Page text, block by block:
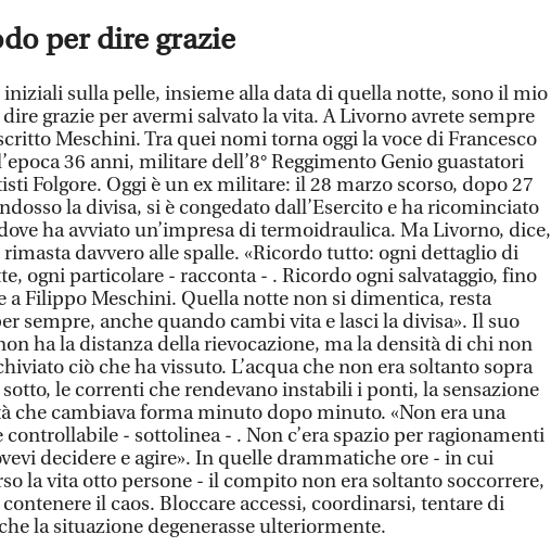
per dire grazie
iniziali sulla pelle, insieme alla data di quella notte, sono il mio
grazie per avermi salvato la vita. A Livorno avrete sempre
Meschini. Tra quei nomi torna oggi la voce di Francesco
36 anni, militare dell’8° Reggimento Genio guastatori
Folgore. Oggi è un ex militare: il 28 marzo scorso, dopo 27
la divisa, si è congedato dall’Esercito e ha ricominciato
ha avviato un’impresa di termoidraulica. Ma Livorno, dice,
davvero alle spalle. «Ricordo tutto: ogni dettaglio di
ogni particolare - racconta - . Ricordo ogni salvataggio, fino
a Filippo Meschini. Quella notte non si dimentica, resta
sempre, anche quando cambi vita e lasci la divisa». Il suo
ha la distanza della rievocazione, ma la densità di chi non
ciò che ha vissuto. L’acqua che non era soltanto sopra
le correnti che rendevano instabili i ponti, la sensazione
che cambiava forma minuto dopo minuto. «Non era una
controllabile - sottolinea - . Non c’era spazio per ragionamenti
decidere e agire». In quelle drammatiche ore - in cui
la vita otto persone - il compito non era soltanto soccorrere,
il caos. Bloccare accessi, coordinarsi, tentare di
la situazione degenerasse ulteriormente.